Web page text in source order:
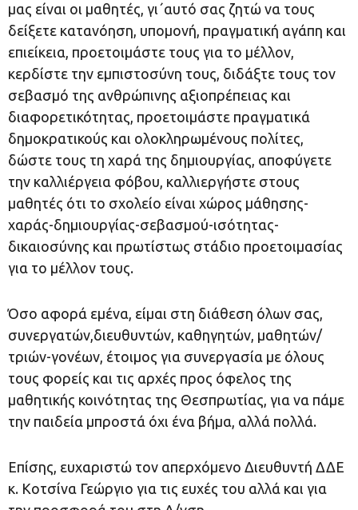
μας είναι οι μαθητές, γι΄αυτό σας ζητώ να τους
δείξετε κατανόηση, υπομονή, πραγματική αγάπη και
επιείκεια, προετοιμάστε τους για το μέλλον,
κερδίστε την εμπιστοσύνη τους, διδάξτε τους τον
σεβασμό της ανθρώπινης αξιοπρέπειας και
διαφορετικότητας, προετοιμάστε πραγματικά
δημοκρατικούς και ολοκληρωμένους πολίτες,
δώστε τους τη χαρά της δημιουργίας, αποφύγετε
την καλλιέργεια φόβου, καλλιεργήστε στους
μαθητές ότι το σχολείο είναι χώρος μάθησης-
χαράς-δημιουργίας-σεβασμού-ισότητας-
δικαιοσύνης και πρωτίστως στάδιο προετοιμασίας
για το μέλλον τους.
Όσο αφορά εμένα, είμαι στη διάθεση όλων σας,
συνεργατών,διευθυντών, καθηγητών, μαθητών/
τριών-γονέων, έτοιμος για συνεργασία με όλους
τους φορείς και τις αρχές προς όφελος της
μαθητικής κοινότητας της Θεσπρωτίας, για να πάμε
την παιδεία μπροστά όχι ένα βήμα, αλλά πολλά.
Επίσης, ευχαριστώ τον απερχόμενο Διευθυντή ΔΔΕ
κ. Κοτσίνα Γεώργιο για τις ευχές του αλλά και για